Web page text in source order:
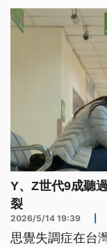
Y、Z世代9成聽
裂
2026/5/14 19:39
思覺失調症在台